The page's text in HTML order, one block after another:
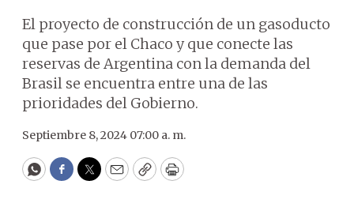
El proyecto de construcción de un gasoducto
que pase por el Chaco y que conecte las
reservas de Argentina con la demanda del
Brasil se encuentra entre una de las
prioridades del Gobierno.
Septiembre 8, 2024 07:00 a. m.
WhatsApp
Facebook
Twitter
EmailCopyPrint